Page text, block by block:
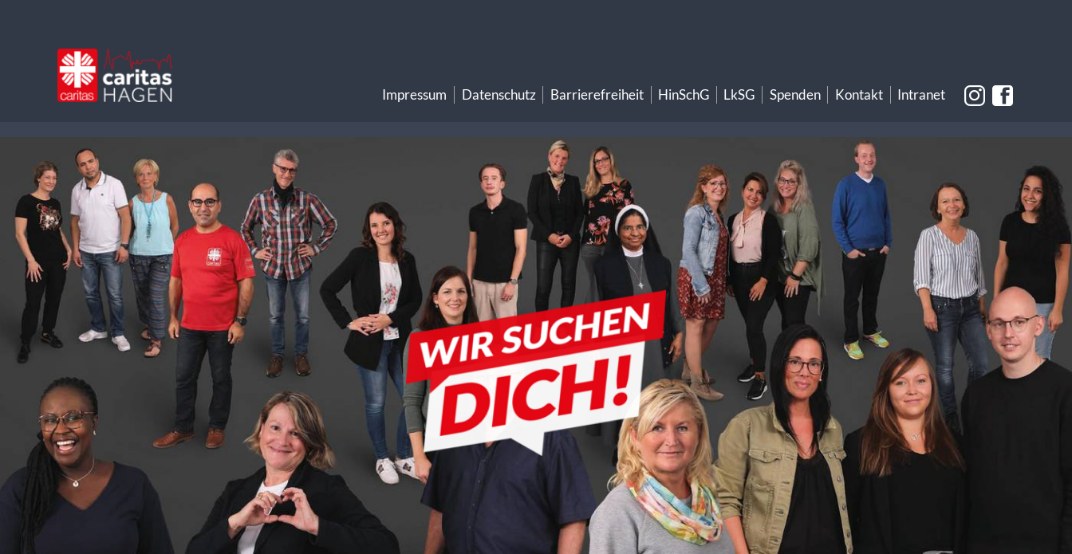
Impressum Datenschutz Barrierefreiheit HinSchG LkSG Spenden Kontakt Intranet